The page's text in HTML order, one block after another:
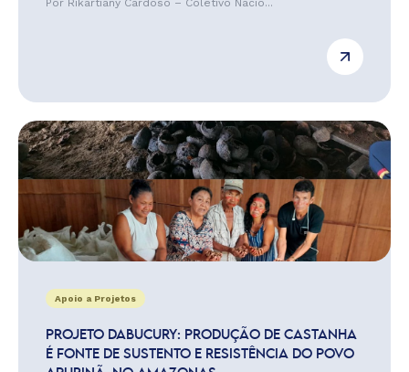
Por Rikartiany Cardoso – Coletivo Nacio...
Apoio a Projetos
PROJETO DABUCURY: PRODUÇÃO DE CASTANHA
É FONTE DE SUSTENTO E RESISTÊNCIA DO POVO